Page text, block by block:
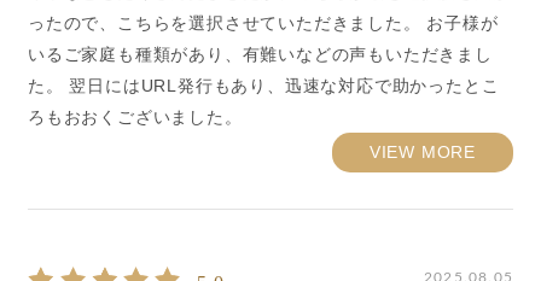
ったので、こちらを選択させていただきました。 お子様が
いるご家庭も種類があり、有難いなどの声もいただきまし
た。 翌日にはURL発行もあり、迅速な対応で助かったとこ
ろもおおくございました。
VIEW MORE
2025.08.05